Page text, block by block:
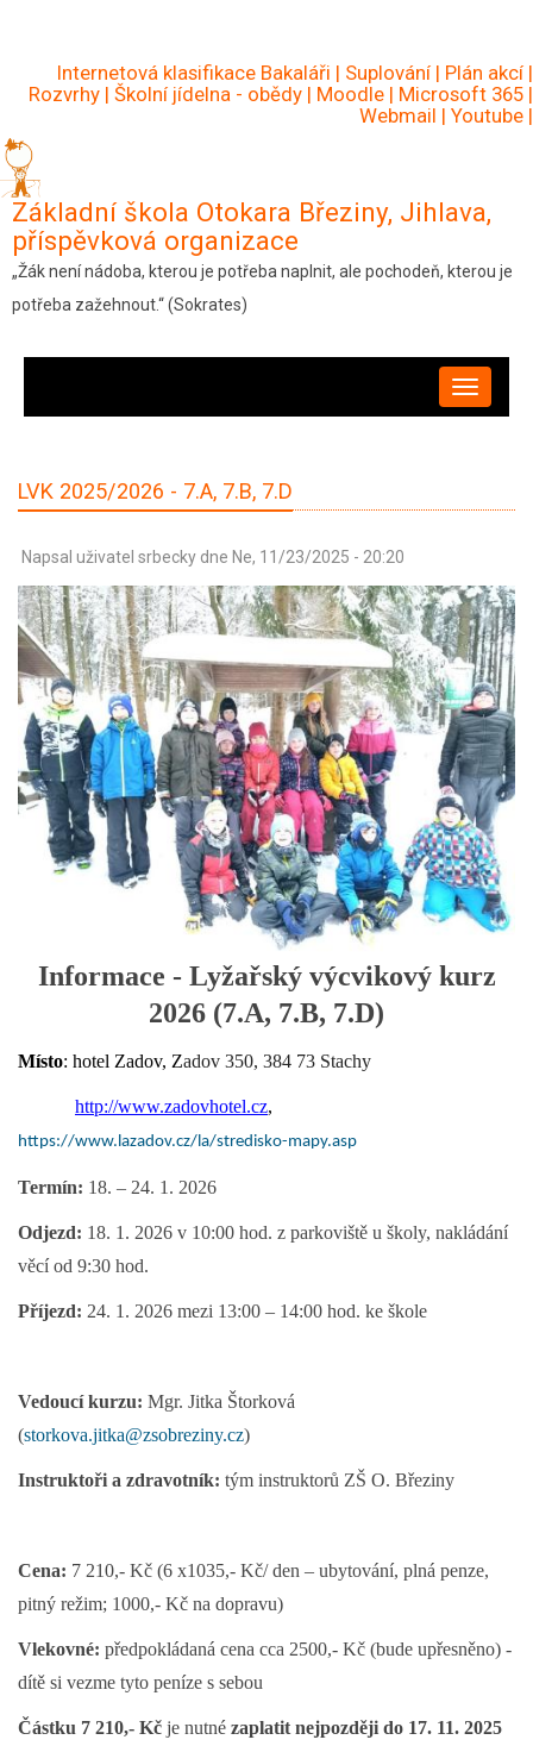
hlavnímuInternetová klasifikace Bakaláři | Suplování | Plán akcí |
Rozvrhy | Školní jídelna - obědy | Moodle | Microsoft 365 |
Webmail | Youtube |
Základní škola Otokara Březiny, Jihlava,
příspěvková organizace
„Žák není nádoba, kterou je potřeba naplnit, ale pochodeň, kterou je
potřeba zažehnout.“ (Sokrates)
LVK 2025/2026 - 7.A, 7.B, 7.D
Napsal uživatel srbecky dne Ne, 11/23/2025 - 20:20
Informace - Lyžařský výcvikový kurz
2026 (7.A, 7.B, 7.D)
Místo: hotel Zadov, Zadov 350, 384 73 Stachy
http://www.zadovhotel.cz,
https://www.lazadov.cz/la/stredisko-mapy.asp
Termín: 18. – 24. 1. 2026
Odjezd: 18. 1. 2026 v 10:00 hod. z parkoviště u školy, nakládání
věcí od 9:30 hod.
Příjezd: 24. 1. 2026 mezi 13:00 – 14:00 hod. ke škole
Vedoucí kurzu: Mgr. Jitka Štorková
(storkova.jitka@zsobreziny.cz)
Instruktoři a zdravotník: tým instruktorů ZŠ O. Březiny
Cena: 7 210,- Kč (6 x1035,- Kč/ den – ubytování, plná penze,
pitný režim; 1000,- Kč na dopravu)
Vlekovné: předpokládaná cena cca 2500,- Kč (bude upřesněno) -
dítě si vezme tyto peníze s sebou
Částku 7 210,- Kč je nutné zaplatit nejpozději do 17. 11. 2025